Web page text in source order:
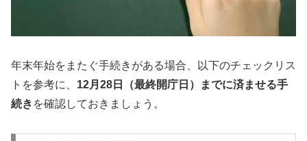
年末年始をまたぐ手続きがある場合、以下のチェックリス
トを参考に、 12月28日（最終開庁日）までに済ませる手
続き を確認しておきましょう。